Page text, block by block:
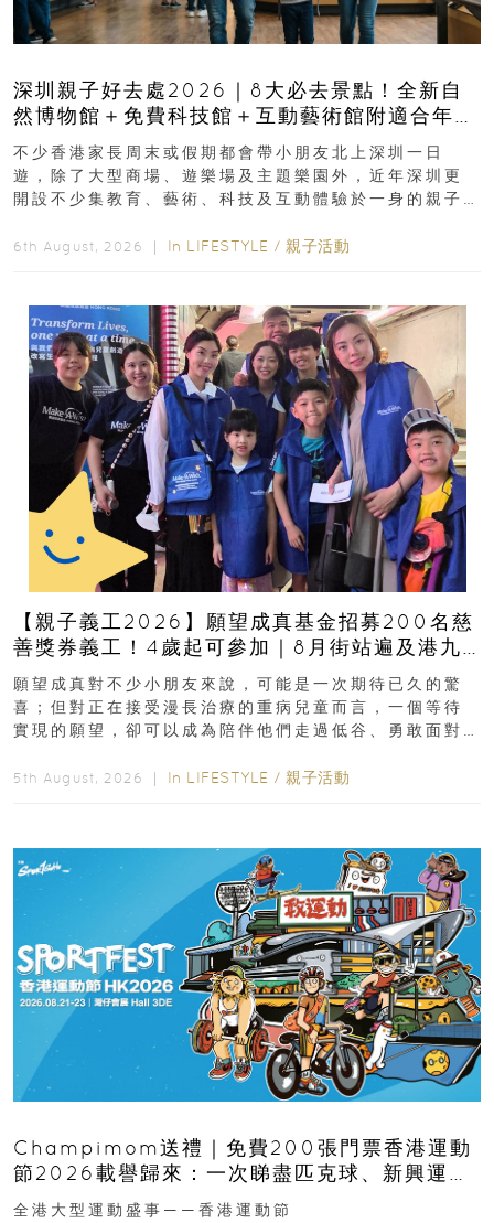
深圳親子好去處2026｜8大必去景點！全新自
然博物館＋免費科技館＋互動藝術館附適合年
齡、交通、門票、開放時間
不少香港家長周末或假期都會帶小朋友北上深圳一日
遊，除了大型商場、遊樂場及主題樂園外，近年深圳更
開設不少集教育、藝術、科技及互動體驗於一身的親子
6th August, 2026 ｜ In LIFESTYLE / 親子活動
【親子義工2026】願望成真基金招募200名慈
善獎券義工！4歲起可參加｜8月街站遍及港九
新界
願望成真對不少小朋友來說，可能是一次期待已久的驚
喜；但對正在接受漫長治療的重病兒童而言，一個等待
實現的願望，卻可以成為陪伴他們走過低谷、勇敢面對
5th August, 2026 ｜ In LIFESTYLE / 親子活動
Champimom送禮｜免費200張門票香港運動
節2026載譽歸來：一次睇盡匹克球、新興運
動、街舞比賽＋逾百運動品牌展覽
全港大型運動盛事——香港運動節